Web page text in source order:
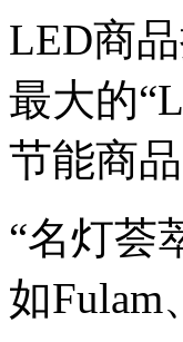
LED商
最大的
节能商
“名灯荟
如Fulam